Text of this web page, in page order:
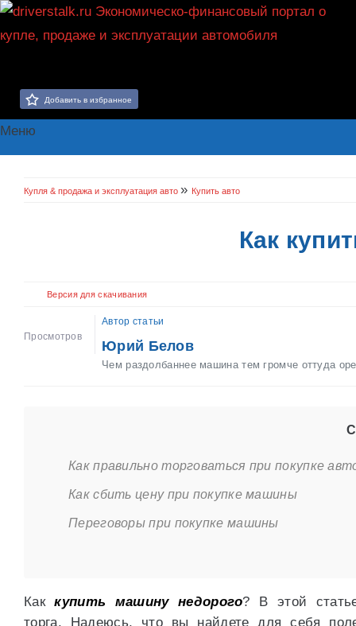
Добавить в избранное
Меню
Купля & продажа и эксплуатация авто » Купить авто
Как
Версия для скачивания
Просмотров
Автор статьи
Юрий Белов
Чем раздолбаннее машина тем громче оттуда
Как правильно торговаться при покупке
Как сбить цену при покупке машины
Переговоры при покупке машины
Каккупить машину недорого? В этой
торга. Надеюсь, что вы найдете для себя